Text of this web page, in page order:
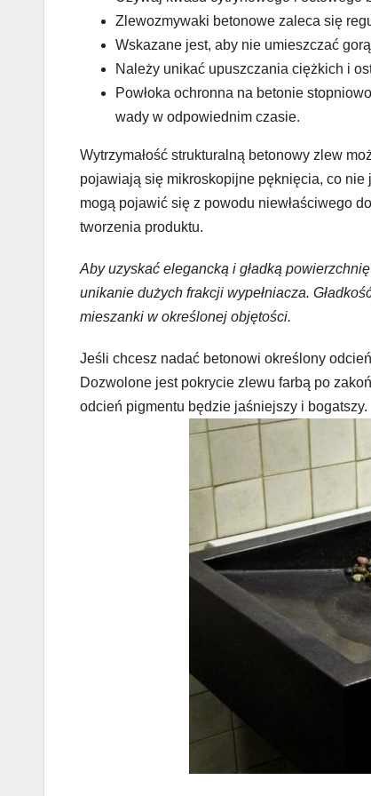
Zlewozmywaki betonowe zaleca się
Wskazane jest, aby nie umieszczać
Należy unikać upuszczania ciężkich i
Powłoka ochronna na betonie
wady w odpowiednim czasie.
Wytrzymałość strukturalną betonowy zlew
pojawiają się mikroskopijne pęknięcia, co nie
mogą pojawić się z powodu niewłaściwego
tworzenia produktu.
Aby uzyskać elegancką i gładką
unikanie dużych frakcji wypełniacza.
mieszanki w określonej objętości.
Jeśli chcesz nadać betonowi określony
Dozwolone jest pokrycie zlewu farbą po
odcień pigmentu będzie jaśniejszy i bogatszy.